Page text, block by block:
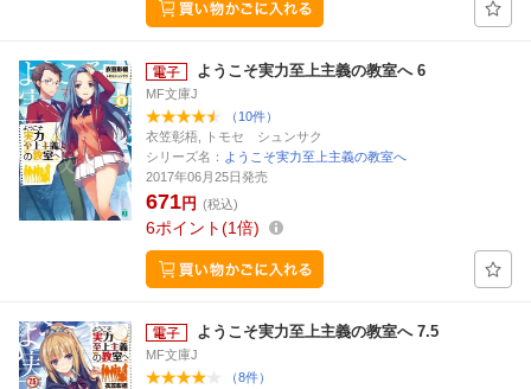
ようこそ実力至上主義の教室へ 6
MF文庫J
（10件）
衣笠彰梧, トモセ シュンサク
シリーズ名： ようこそ実力至上主義の教室へ
2017年06月25日発売
671円 (税込)
6ポイント 1倍
ようこそ実力至上主義の教室へ 7.5
MF文庫J
（8件）